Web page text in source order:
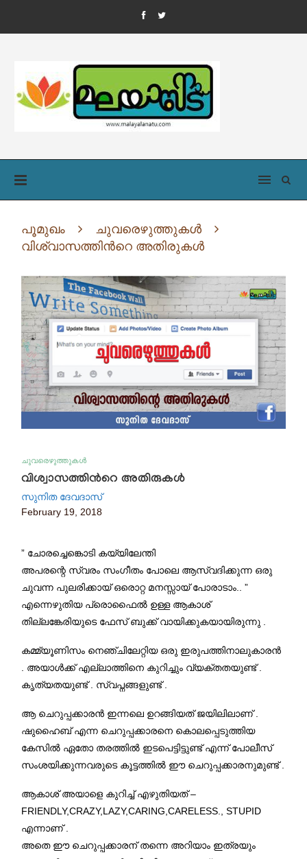
പൂമുഖം
ചുവരെഴുത്തുകൾ
വിശ്വാസത്തിന്‍റെ അതിരുകള്‍
ചുവരെഴുത്തുകൾ
വിശ്വാസത്തിന്‍റെ അതിരുകള്‍
സുനിത ദേവദാസ്
February 19, 2018
” ചോരച്ചെങ്കൊടി കയ്യിലേന്തി
അപരന്റെ സ്വരം സംഗീതം പോലെ ആസ്വദിക്കുന്ന ഒരു
ചുവന്ന പുലരിക്കായ് ഒരൊറ്റ മനസ്സായ് പോരാടാം.. ”
എന്നെഴുതിയ പ്രൊഫൈൽ ഉള്ള ആകാശ്
തില്ലങ്കേരിയുടെ ഫേസ് ബുക്ക് വായിക്കുകയായിരുന്നു .
കമ്മ്യൂണിസം നെഞ്ചിലേറ്റിയ ഒരു ഇരുപത്തിനാലുകാരൻ
. അയാൾക്ക് എല്ലാത്തിനെ കുറിച്ചും വ്യക്തതയുണ്ട് .
കൃത്യതയുണ്ട് . സ്വപ്നങ്ങളുണ്ട് .
ആ ചെറുപ്പക്കാരൻ ഇന്നലെ ഉറങ്ങിയത് ജയിലിലാണ് .
ഷുഹൈബ് എന്ന ചെറുപ്പക്കാരനെ കൊലപ്പെടുത്തിയ
കേസിൽ ഏതോ തരത്തിൽ ഇടപെട്ടിട്ടുണ്ട് എന്ന് പോലീസ്
സംശയിക്കുന്നവരുടെ കൂട്ടത്തിൽ ഈ ചെറുപ്പക്കാരനുമുണ്ട് .
ആകാശ് അയാളെ കുറിച്ച് എഴുതിയത് –
FRIENDLY,CRAZY,LAZY,CARING,CARELESS., STUPID
എന്നാണ് .
അതെ ഈ ചെറുപ്പക്കാരന് തന്നെ അറിയാം ഇത്രയും